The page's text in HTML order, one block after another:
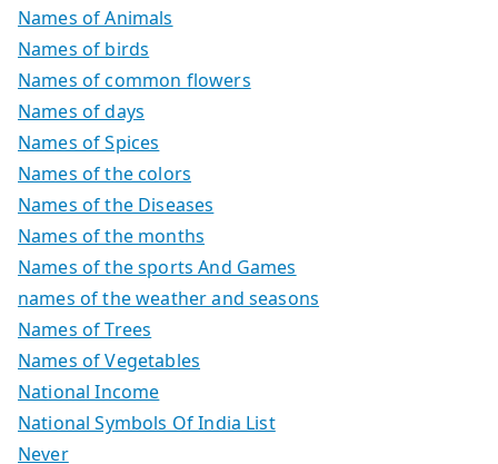
Names of Animals
Names of birds
Names of common flowers
Names of days
Names of Spices
Names of the colors
Names of the Diseases
Names of the months
Names of the sports And Games
names of the weather and seasons
Names of Trees
Names of Vegetables
National Income
National Symbols Of India List
Never